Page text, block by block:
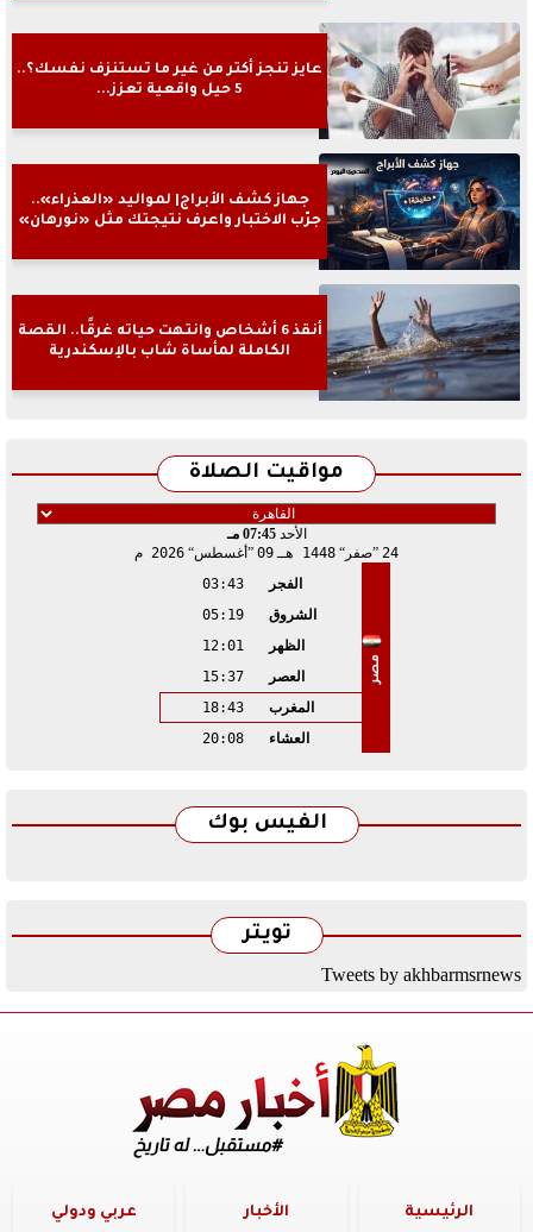
عايز تنجز أكتر من غير ما تستنزف نفسك؟..
5 حيل واقعية تعزز...
جهاز كشف الأبراج| لمواليد «العذراء»..
جرّب الاختبار واعرف نتيجتك مثل «نورهان»
أنقذ 6 أشخاص وانتهت حياته غرقًا.. القصة
الكاملة لمأساة شاب بالإسكندرية
مواقيت الصلاة
الأحد07:45 مـ
24 صفر 1448 هـ 09 أغسطس 2026 م
مصر
الفجر
03:43
الشروق
05:19
الظهر
12:01
العصر
15:37
المغرب
18:43
العشاء
20:08
الفيس بوك
تويتر
Tweets by akhbarmsrnews
الرئيسية الأخبار عربي ودولي